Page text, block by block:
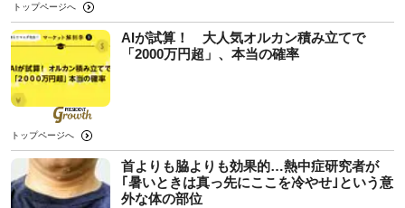
トップページへ
AIが試算！ 大人気オルカン積み立てで
「2000万円超」、本当の確率
トップページへ
首よりも脇よりも効果的…熱中症研究者が
｢暑いときは真っ先にここを冷やせ｣という意
外な体の部位